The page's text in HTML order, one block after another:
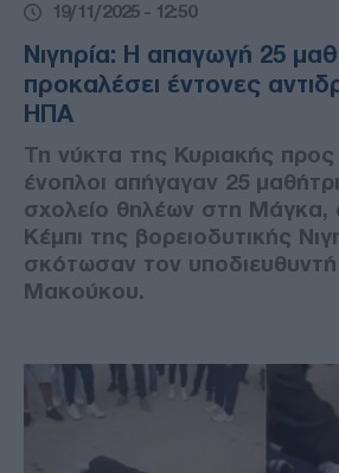
19/11/2025 - 12:50
Νιγηρία: Η απαγωγή 25
προκαλέσει έντονες
ΗΠΑ
Τη νύκτα της Κυριακής
ένοπλοι απήγαγαν 25
σχολείο θηλέων στη Μάγκα,
Κέμπι της βορειοδυτικής
σκότωσαν τον
Μακούκου.